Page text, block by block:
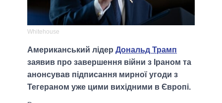
Whitehouse
Американський лідер Дональд Трамп
заявив про завершення війни з Іраном та
анонсував підписання мирної угоди з
Тегераном уже цими вихідними в Європі.